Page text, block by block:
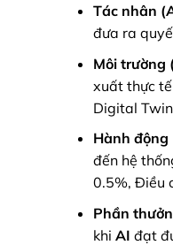
Tác nhân
đưa ra
Môi trường
xuất thực
Digital
Hành động
đến hệ
0.5%, Điều
Phần
khi AI đạt